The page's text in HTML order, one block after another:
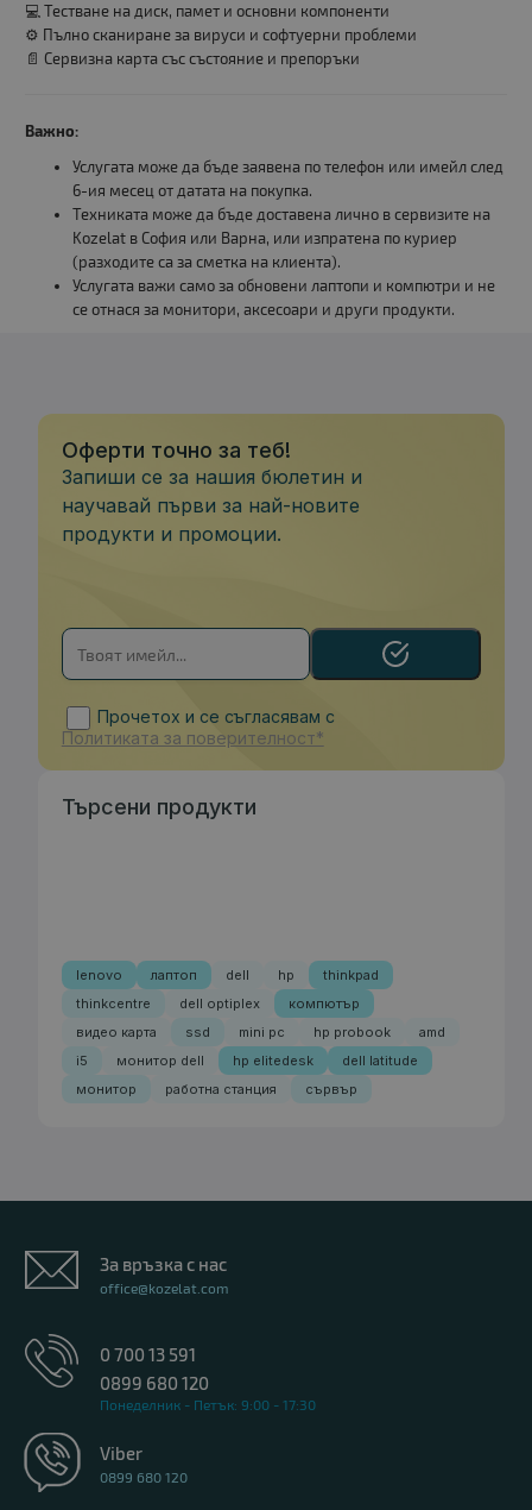
💻 Тестване на диск, памет и основни компоненти
⚙️ Пълно сканиране за вируси и софтуерни проблеми
📄 Сервизна карта със състояние и препоръки
Важно:
Услугата може да бъде заявена по телефон или имейл след
6-ия месец от датата на покупка.
Техниката може да бъде доставена лично в сервизите на
Kozelat в София или Варна, или изпратена по куриер
(разходите са за сметка на клиента).
Услугата важи само за обновени лаптопи и компютри и не
се отнася за монитори, аксесоари и други продукти.
Оферти точно за теб!
Запиши се за нашия бюлетин и
научавай първи за най-новите
продукти и промоции.
Прочетох и се съгласявам с
Политиката за поверителност*
Търсени продукти
lenovo лаптоп dell hp
thinkpad
thinkcentre
dell optiplex
компютър
видео карта
ssd mini pc hp probook
amd
i5
монитор dell hp elitedesk
dell latitude
монитор
работна станция сървър
За връзка с нас
office@kozelat.com
0 700 13 591
0899 680 120
Понеделник - Петък: 9:00 - 17:30
Viber
0899 680 120